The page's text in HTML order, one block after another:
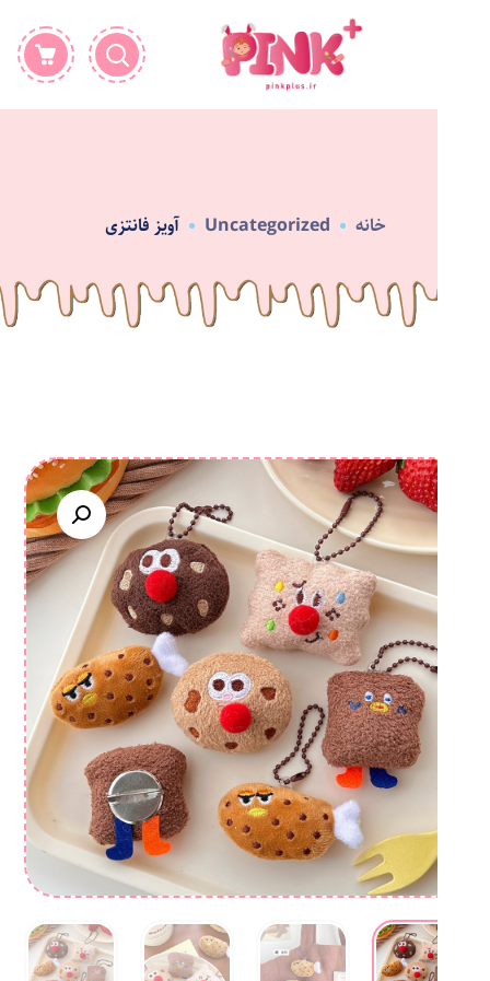
خانه Uncategorized آویز فانتزی